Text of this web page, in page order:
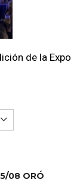
de la Expo
08 ORÓ